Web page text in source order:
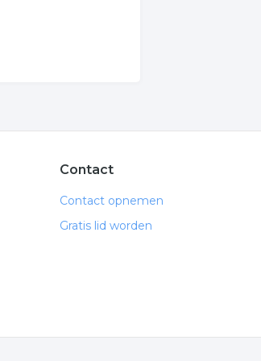
Contact
Contact opnemen
Gratis lid worden